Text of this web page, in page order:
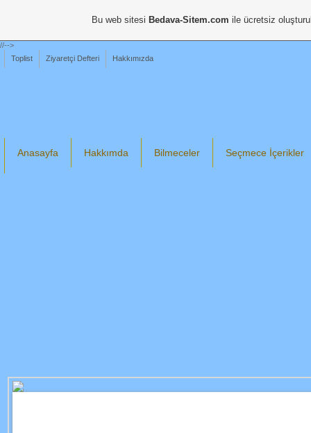
//-->
Toplist
Ziyaretçi Defteri Hakkımızda
Anasayfa Hakkımda Bilmeceler Seçmece İçerikler
Bu web sitesi Bedava-Sitem.com ile ücretsiz